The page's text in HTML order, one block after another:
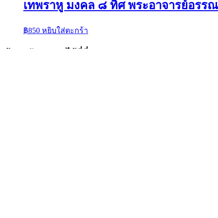
เทพราหู มงคล ๘ ทิศ พระอาจารย์อรร
฿850 หยิบใส่ตะกร้า